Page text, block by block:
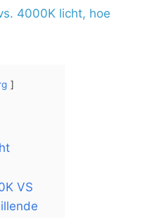
4000K licht, hoe
VS